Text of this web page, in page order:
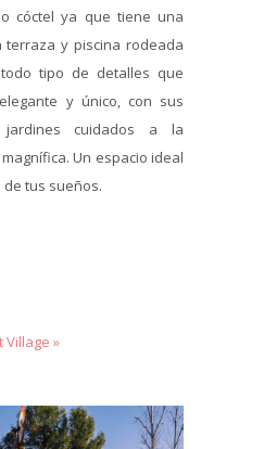
cóctel ya que tiene una
terraza y piscina rodeada
tipo de detalles que
y único, con sus
cuidados a la
Un espacio ideal
tus sueños.
Village »